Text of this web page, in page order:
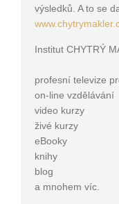
výsledků. A to se
Institut CHYTRÝ
profesní televize
on-line vzdělávání
video kurzy
živé kurzy
eBooky
knihy
blog
a mnohem víc.